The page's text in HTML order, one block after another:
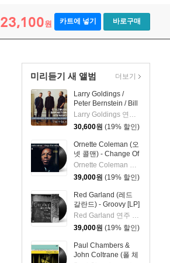
23,100원 카트에 넣기 바로구매
미리듣기 새 앨범
Larry Goldings /
Peter Bernstein / Bill
Stewart (래리 골딩스
/ 피터 번스타인 / 빌
스튜어트) - Rhombus
Larry Goldings 연주 외 2명
30,600원 (19% 할인)
Ornette Coleman (오
넷 콜맨) - Change Of
The Century [LP] Ornette Coleman 연주
39,000원 (19% 할인)
Red Garland (레드
갈란드) - Groovy [LP]
Red Garland 연주 외 2명
39,000원 (19% 할인)
Paul Chambers &
John Coltrane (폴 체
더보기